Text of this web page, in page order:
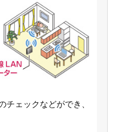
チェックなどができ、